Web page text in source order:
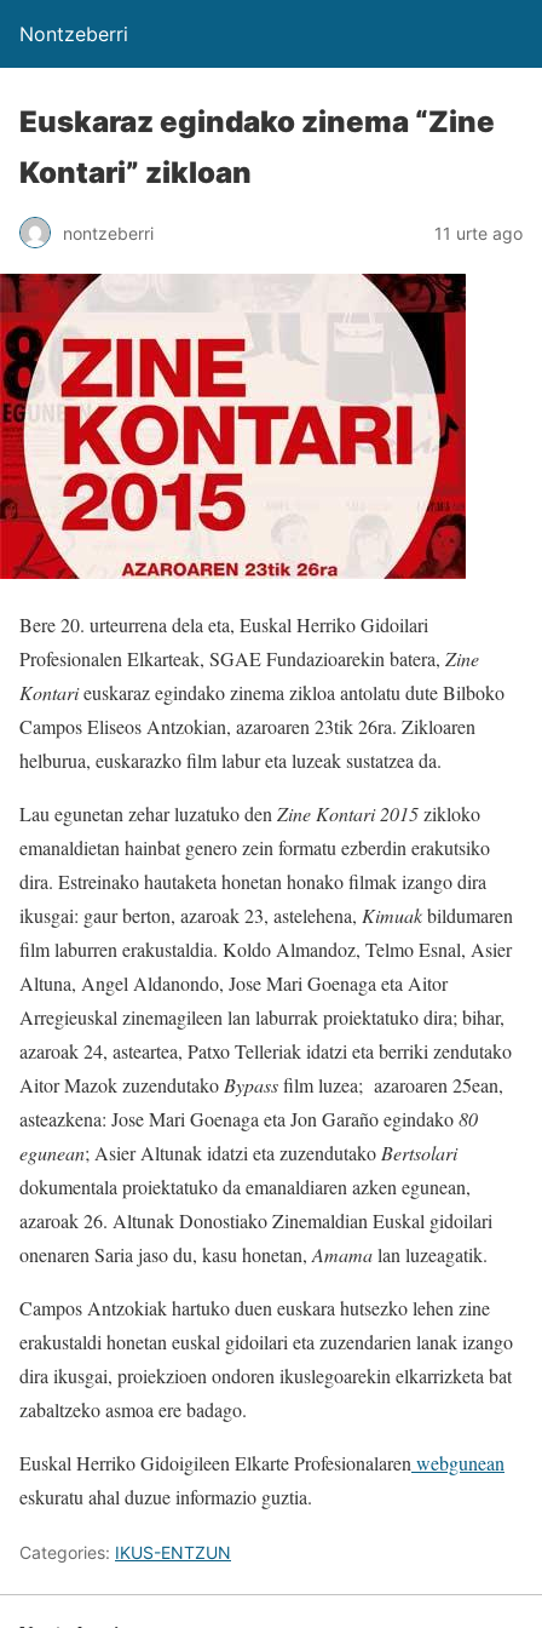
Nontzeberri
Euskaraz egindako zinema “Zine
Kontari” zikloan
nontzeberri 11 urte ago
Bere 20. urteurrena dela eta, Euskal Herriko Gidoilari
Profesionalen Elkarteak, SGAE Fundazioarekin batera, Zine
Kontarieuskaraz egindako zinema zikloa antolatu dute Bilboko
Campos Eliseos Antzokian, azaroaren 23tik 26ra. Zikloaren
helburua, euskarazko film labur eta luzeak sustatzea da.
Lau egunetan zehar luzatuko den Zine Kontari 2015zikloko
emanaldietan hainbat genero zein formatu ezberdin erakutsiko
dira. Estreinako hautaketa honetan honako filmak izango dira
ikusgai: gaur berton, azaroak 23, astelehena, Kimuakbildumaren
film laburren erakustaldia. Koldo Almandoz, Telmo Esnal, Asier
Altuna, Angel Aldanondo, Jose Mari Goenaga eta Aitor
Arregieuskal zinemagileen lan laburrak proiektatuko dira; bihar,
azaroak 24, asteartea, Patxo Telleriak idatzi eta berriki zendutako
Aitor Mazok zuzendutako Bypassfilm luzea; azaroaren 25ean,
asteazkena: Jose Mari Goenaga eta Jon Garaño egindako80
egunean; Asier Altunak idatzi eta zuzendutako Bertsolari
dokumentala proiektatuko da emanaldiaren azken egunean,
azaroak 26. Altunak Donostiako Zinemaldian Euskal gidoilari
onenaren Saria jaso du, kasu honetan, Amamalan luzeagatik.
Campos Antzokiak hartuko duen euskara hutsezko lehen zine
erakustaldi honetan euskal gidoilari eta zuzendarien lanak izango
dira ikusgai, proiekzioen ondoren ikuslegoarekin elkarrizketa bat
zabaltzeko asmoa ere badago.
Euskal Herriko Gidoigileen Elkarte Profesionalaren webgunean
eskuratu ahal duzue informazio guztia.
Categories: IKUS-ENTZUN